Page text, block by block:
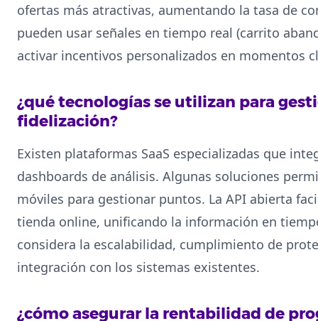
ofertas más atractivas, aumentando la tasa de
pueden usar señales en tiempo real (carrito
activar incentivos personalizados en momentos
¿qué tecnologías se utilizan para
fidelización?
Existen plataformas SaaS especializadas que
dashboards de análisis. Algunas soluciones
móviles para gestionar puntos. La API abierta
tienda online, unificando la información en
considera la escalabilidad, cumplimiento de
integración con los sistemas existentes.
¿cómo asegurar la rentabilidad de